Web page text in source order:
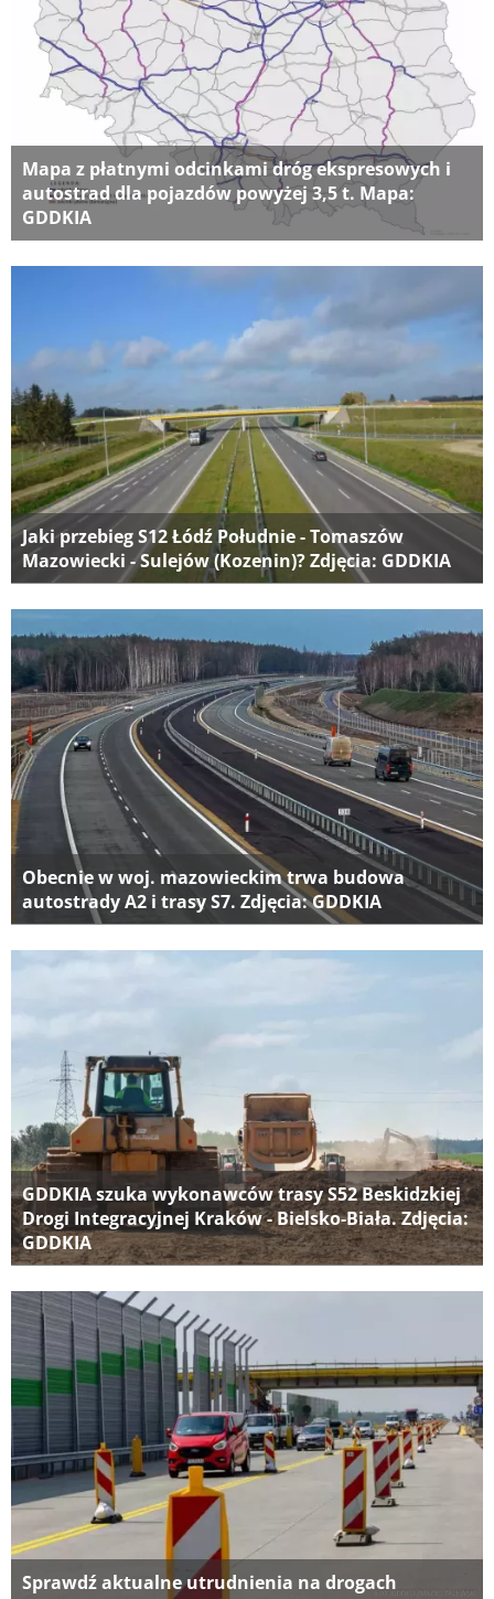
Mapa z płatnymi odcinkami dróg ekspresowych i
autostrad dla pojazdów powyżej 3,5 t. Mapa:
GDDKIA
Jaki przebieg S12 Łódź Południe - Tomaszów
Mazowiecki - Sulejów (Kozenin)? Zdjęcia: GDDKIA
Obecnie w woj. mazowieckim trwa budowa
autostrady A2 i trasy S7. Zdjęcia: GDDKIA
GDDKIA szuka wykonawców trasy S52 Beskidzkiej
Drogi Integracyjnej Kraków - Bielsko-Biała. Zdjęcia:
GDDKIA
Sprawdź aktualne utrudnienia na drogach